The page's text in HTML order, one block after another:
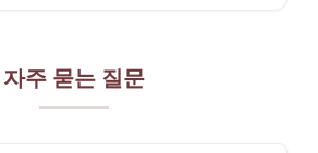
자주 묻는 질문